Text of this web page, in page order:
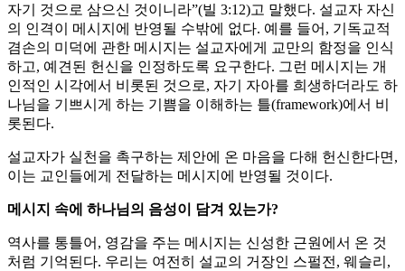
자기 것으로 삼으신 것이니라”(빌 3:12)고 말했다. 설교자 자신
의 인격이 메시지에 반영될 수밖에 없다. 예를 들어, 기독교적
겸손의 미덕에 관한 메시지는 설교자에게 교만의 함정을 인식
하고, 예견된 헌신을 인정하도록 요구한다. 그런 메시지는 개
인적인 시각에서 비롯된 것으로, 자기 자아를 희생하더라도 하
나님을 기쁘시게 하는 기쁨을 이해하는 틀(framework)에서 비
롯된다.
설교자가 실천을 촉구하는 제안에 온 마음을 다해 헌신한다면,
이는 교인들에게 전달하는 메시지에 반영될 것이다.
메시지 속에 하나님의 음성이 담겨 있는가?
역사를 통틀어, 영감을 주는 메시지는 신성한 근원에서 온 것
처럼 기억된다. 우리는 여전히 설교의 거장인 스펄전, 웨슬리,